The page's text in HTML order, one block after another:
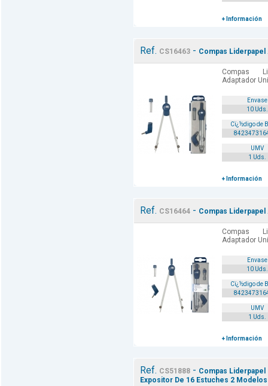
+ Información
Ref. CS16463- Compas
Compas
Adaptador
Envase
10 Uds.
Cï¿½digo de
UMV
1 Uds.
+ Información
Ref. CS16464- Compas
Compas
Adaptador
Envase
10 Uds.
Cï¿½digo de
UMV
1 Uds.
+ Información
Ref. CS51888- Compas Liderpapel
Expositor De 16 Estuches 2